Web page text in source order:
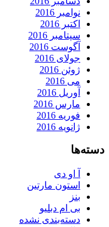
نوامبر 2016
اکتبر 2016
سپتامبر 2016
آگوست 2016
جولای 2016
ژوئن 2016
می 2016
آوریل 2016
مارس 2016
فوریه 2016
ژانویه 2016
دسته‌ها
آ او دی
استون مارتین
بنز
بی ام دبلیو
دسته‌بندی نشده